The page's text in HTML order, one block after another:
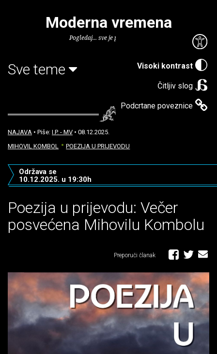
Visoki kontrast
Čitljiv slog
Podcrtane poveznice
Moderna vremena
Pogledaj... sve je puno knjiga.
Sve teme
NAJAVA • Piše: I.P. - MV • 08.12.2025.
MIHOVIL KOMBOL
POEZIJA U PRIJEVODU
Poezija u prijevodu: Večer
posvećena Mihovilu Kombolu
Održava se
10.12.2025. u 19:30h
Preporuči članak